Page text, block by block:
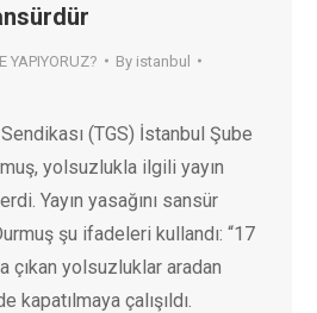
YAPIYORUZ? By istanbul
(TGS) İstanbul Şube
yolsuzlukla ilgili yayın
Yayın yasağını sansür
şu ifadeleri kullandı: “17
çıkan yolsuzluklar aradan
çalışıldı.